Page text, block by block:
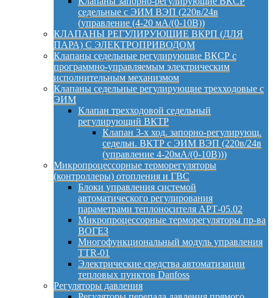
седельные с ЭИМ ВЭП (220в/24в
(управление (4-20 мА/(0-10В))
КЛАПАНЫ РЕГУЛИРУЮЩИЕ ВКРП (ДЛЯ
ПАРА) С ЭЛЕКТРОПРИВОДОМ
Клапаны седельные регулирующие ВКСР с
программно-управляемым электрическим
исполнительным механизмом
Клапаны седельные регулирующие трехходовые с
ЭИМ
Клапан трехходовой седельный
регулирующий ВКТР
Клапан 3-х ход. запорно-регулирующ.
седельн. ВКТР с ЭИМ ВЭП (220в/24в
(управление 4-20мА/(0-10В)))
Микропроцессорные терморегуляторы
(контроллеры) отопления и ГВС
Блоки управления системой
автоматического регулирования
параметрами теплоносителя АРТ-05.02
Микропроцессорные терморегуляторы пр-ва
ВОГЕЗ
Многофункциональный модуль управления
TTR-01
Электрические средства автоматизации
тепловых пунктов Danfoss
Регуляторы давления